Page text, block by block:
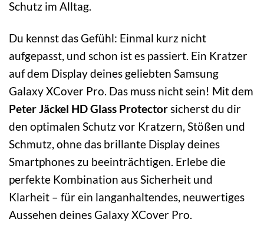
Schutz im Alltag.
Du kennst das Gefühl: Einmal kurz nicht
aufgepasst, und schon ist es passiert. Ein Kratzer
auf dem Display deines geliebten Samsung
Galaxy XCover Pro. Das muss nicht sein! Mit dem
Peter Jäckel HD Glass Protectorsicherst du dir
den optimalen Schutz vor Kratzern, Stößen und
Schmutz, ohne das brillante Display deines
Smartphones zu beeinträchtigen. Erlebe die
perfekte Kombination aus Sicherheit und
Klarheit – für ein langanhaltendes, neuwertiges
Aussehen deines Galaxy XCover Pro.